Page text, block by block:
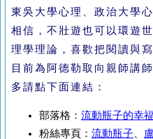
東吳大學心理、政治大學心
相信，不壯遊也可以環遊
理學理論，喜歡把閱讀與
目前為阿德勒取向親師講
多請點下面連結：
部落格： 流動瓶子的幸
粉絲專頁： 流動瓶子